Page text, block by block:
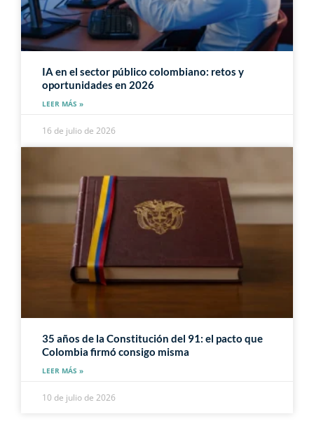
IA en el sector público colombiano: retos y
oportunidades en 2026
LEER MÁS »
16 de julio de 2026
35 años de la Constitución del 91: el pacto que
Colombia firmó consigo misma
LEER MÁS »
10 de julio de 2026